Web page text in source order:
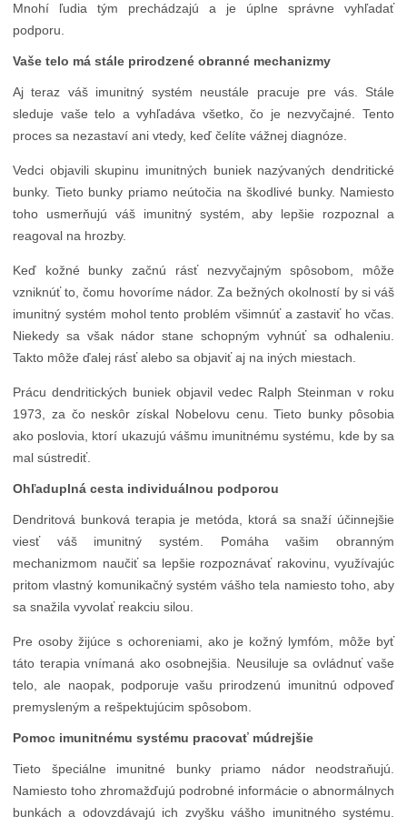
Mnohí ľudia tým prechádzajú a je úplne správne vyhľadať
podporu.
Vaše telo má stále prirodzené obranné mechanizmy
Aj teraz váš imunitný systém neustále pracuje pre vás. Stále
sleduje vaše telo a vyhľadáva všetko, čo je nezvyčajné. Tento
proces sa nezastaví ani vtedy, keď čelíte vážnej diagnóze.
Vedci objavili skupinu imunitných buniek nazývaných dendritické
bunky. Tieto bunky priamo neútočia na škodlivé bunky. Namiesto
toho usmerňujú váš imunitný systém, aby lepšie rozpoznal a
reagoval na hrozby.
Keď kožné bunky začnú rásť nezvyčajným spôsobom, môže
vzniknúť to, čomu hovoríme nádor. Za bežných okolností by si váš
imunitný systém mohol tento problém všimnúť a zastaviť ho včas.
Niekedy sa však nádor stane schopným vyhnúť sa odhaleniu.
Takto môže ďalej rásť alebo sa objaviť aj na iných miestach.
Prácu dendritických buniek objavil vedec Ralph Steinman v roku
1973, za čo neskôr získal Nobelovu cenu. Tieto bunky pôsobia
ako poslovia, ktorí ukazujú vášmu imunitnému systému, kde by sa
mal sústrediť.
Ohľaduplná cesta individuálnou podporou
Dendritová bunková terapia je metóda, ktorá sa snaží účinnejšie
viesť váš imunitný systém. Pomáha vašim obranným
mechanizmom naučiť sa lepšie rozpoznávať rakovinu, využívajúc
pritom vlastný komunikačný systém vášho tela namiesto toho, aby
sa snažila vyvolať reakciu silou.
Pre osoby žijúce s ochoreniami, ako je kožný lymfóm, môže byť
táto terapia vnímaná ako osobnejšia. Neusiluje sa ovládnuť vaše
telo, ale naopak, podporuje vašu prirodzenú imunitnú odpoveď
premysleným a rešpektujúcim spôsobom.
Pomoc imunitnému systému pracovať múdrejšie
Tieto špeciálne imunitné bunky priamo nádor neodstraňujú.
Namiesto toho zhromažďujú podrobné informácie o abnormálnych
bunkách a odovzdávajú ich zvyšku vášho imunitného systému.